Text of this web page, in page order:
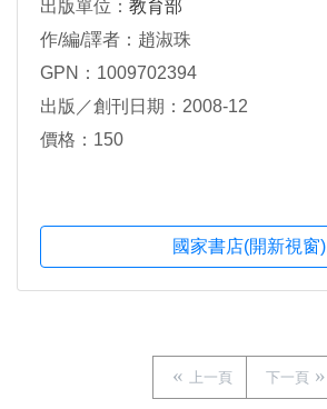
出版單位： 教育部
作/編/譯者：趙淑珠
GPN：1009702394
出版／創刊日期：2008-12
價格：150
國家書店(開新視窗)
上一頁 下一頁